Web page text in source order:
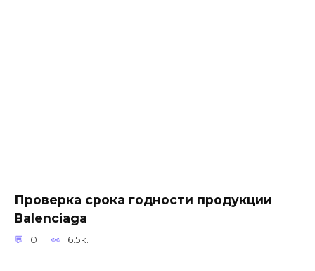
Проверка срока годности продукции
Balenciaga
0 6.5к.